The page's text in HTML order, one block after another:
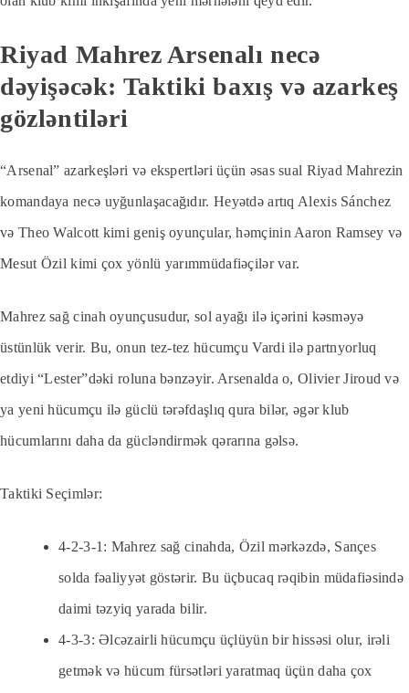
Riyad Mahrez Arsenalı necə
dəyişəcək: Taktiki baxış və azarkeş
gözləntiləri
“Arsenal” azarkeşləri və ekspertləri üçün əsas sual Riyad Mahrezin
komandaya necə uyğunlaşacağıdır. Heyətdə artıq Alexis Sánchez
və Theo Walcott kimi geniş oyunçular, həmçinin Aaron Ramsey və
Mesut Özil kimi çox yönlü yarımmüdafiəçilər var.
Mahrez sağ cinah oyunçusudur, sol ayağı ilə içərini kəsməyə
üstünlük verir. Bu, onun tez-tez hücumçu Vardi ilə partnyorluq
etdiyi “Lester”dəki roluna bənzəyir. Arsenalda o, Olivier Jiroud və
ya yeni hücumçu ilə güclü tərəfdaşlıq qura bilər, əgər klub
hücumlarını daha da gücləndirmək qərarına gəlsə.
Taktiki Seçimlər:
4-2-3-1: Mahrez sağ cinahda, Özil mərkəzdə, Sançes
solda fəaliyyət göstərir. Bu üçbucaq rəqibin müdafiəsində
daimi təzyiq yarada bilir.
4-3-3: Əlcəzairli hücumçu üçlüyün bir hissəsi olur, irəli
getmək və hücum fürsətləri yaratmaq üçün daha çox